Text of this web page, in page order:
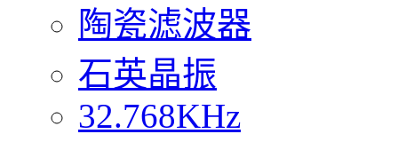
陶瓷滤波器
石英晶振
32.768KHz